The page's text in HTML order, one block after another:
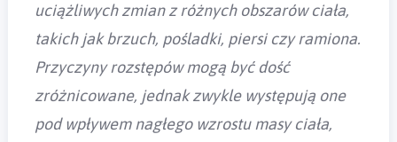
uciążliwych zmian z różnych obszarów ciała,
takich jak brzuch, pośladki, piersi czy ramiona.
Przyczyny rozstępów mogą być dość
zróżnicowane, jednak zwykle występują one
pod wpływem nagłego wzrostu masy ciała,